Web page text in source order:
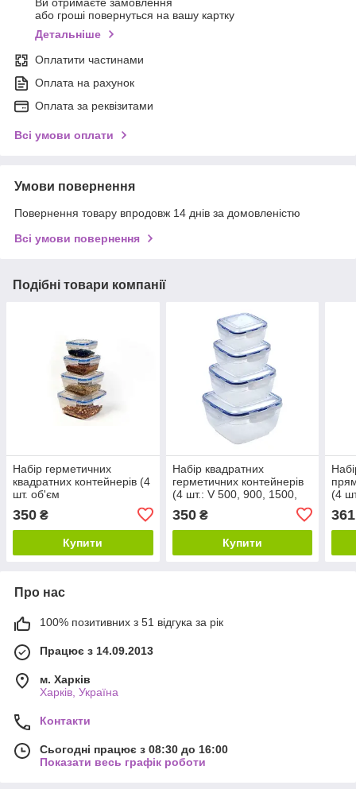
Ви отримаєте замовлення
або гроші повернуться на вашу картку
Детальніше
Оплатити частинами
Оплата на рахунок
Оплата за реквізитами
Всі умови оплати
Умови повернення
Повернення товару впродовж 14 днів за домовленістю
Всі умови повернення
Подібні товари компанії
Набір герметичних
квадратних контейнерів (4
шт. об'єм
Star Plast 94096
350 ₴
Купити
Набір квадратних
герметичних контейнерів
(4 шт.: V 500, 900, 1500,
350₴
Купити
(4
Star
361
Про нас
100% позитивних з 51 відгука за рік
Працює з 14.09.2013
м. Харків
Харків, Україна
Контакти
Сьогодні працює з 08:30 до 16:00
Показати весь графік роботи